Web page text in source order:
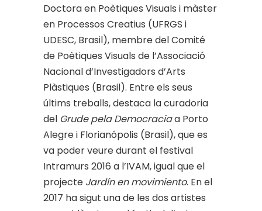
Doctora en Poètiques Visuals i màster
en Processos Creatius (UFRGS i
UDESC, Brasil), membre del Comité
de Poètiques Visuals de l’Associació
Nacional d’Investigadors d’Arts
Plàstiques (Brasil). Entre els seus
últims treballs, destaca la curadoria
del Grude pela Democraciaa Porto
Alegre i Florianópolis (Brasil), que es
va poder veure durant el festival
Intramurs 2016 a l’IVAM, igual que el
projecte Jardín en movimiento. En el
2017 ha sigut una de les dos artistes